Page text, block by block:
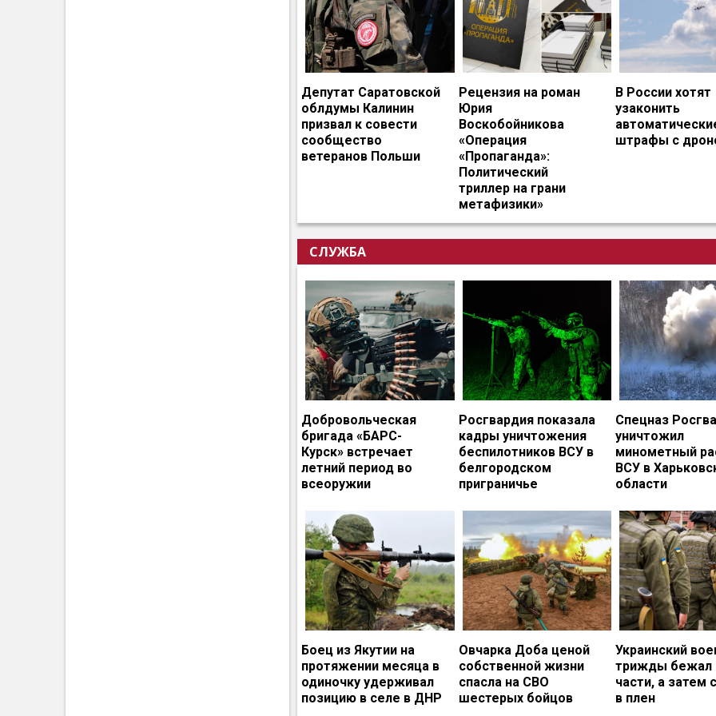
Депутат Саратовской
облдумы Калинин
призвал к совести
сообщество
ветеранов Польши
Рецензия на роман
Юрия
Воскобойникова
«Операция
«Пропаганда»:
Политический
триллер на грани
метафизики»
В России хотят
узаконить
штрафы с
СЛУЖБА
Добровольческая
бригада «БАРС-
Курск» встречает
летний период во
всеоружии
Росгвардия показала
кадры уничтожения
беспилотников ВСУ в
белгородском
приграничье
Спецназ
уничтожил
минометный
ВСУ в
области
Боец из Якутии на
протяжении месяца в
одиночку удерживал
позицию в селе в ДНР
Овчарка Доба ценой
собственной жизни
спасла на СВО
шестерых бойцов
Украинский
трижды бежал
части, а затем
в плен